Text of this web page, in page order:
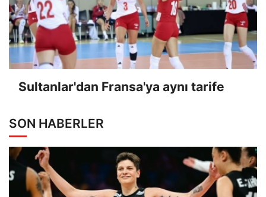
Sultanlar'dan Fransa'ya aynı tarife
SON HABERLER